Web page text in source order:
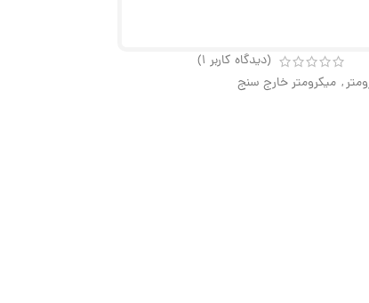
(دیدگاه کاربر 1
)
, میکرومتر خارج سنج